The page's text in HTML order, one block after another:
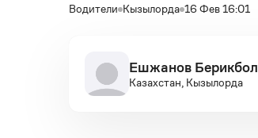
Водители Кызылорда 16 Фев 16:01
Ешжанов Берикбол
Казахстан, Кызылорда